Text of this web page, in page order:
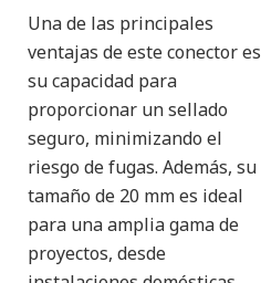
Una de las principales
ventajas de este conector es
su capacidad para
proporcionar un sellado
seguro, minimizando el
riesgo de fugas. Además, su
tamaño de 20 mm es ideal
para una amplia gama de
proyectos, desde